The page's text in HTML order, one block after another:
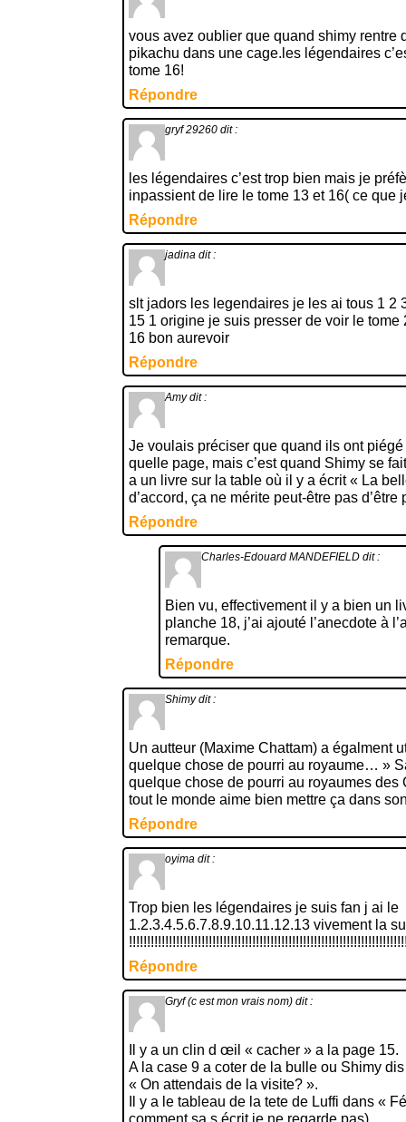
vous avez oublier que quand shimy rentre
pikachu dans une cage.les légendaires
tome 16!
Répondre
gryf 29260 dit :
les légendaires c’est trop bien mais je
inpassient de lire le tome 13 et 16( ce que
Répondre
jadina dit :
slt jadors les legendaires je les ai tous 1 2
15 1 origine je suis presser de voir le tome
16 bon aurevoir
Répondre
Amy dit :
Je voulais préciser que quand ils ont
quelle page, mais c’est quand Shimy se
a un livre sur la table où il y a écrit « La
d’accord, ça ne mérite peut-être pas d’être
Répondre
Charles-Edouard MANDEFIELD dit :
Bien vu, effectivement il y a bien un
planche 18, j’ai ajouté l’anecdote à
remarque.
Répondre
Shimy dit :
Un autteur (Maxime Chattam) a égalment
quelque chose de pourri au royaume… »
quelque chose de pourri au royaumes
tout le monde aime bien mettre ça dans
Répondre
oyima dit :
Trop bien les légendaires je suis fan j ai le
1.2.3.4.5.6.7.8.9.10.11.12.13 vivement la
Répondre
Gryf (c est mon vrais nom) dit :
Il y a un clin d œil « cacher » a la page 15.
A la case 9 a coter de la bulle ou Shimy dis
« On attendais de la visite? ».
Il y a le tableau de la tete de Luffi dans «
comment sa s écrit,je ne regarde pas).